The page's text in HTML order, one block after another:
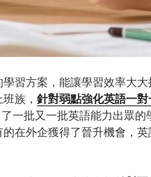
習方案，能讓學習效率大
族， 針對弱點強化英語一
一批又一批英語能力出眾的
在外企獲得了晉升機會，